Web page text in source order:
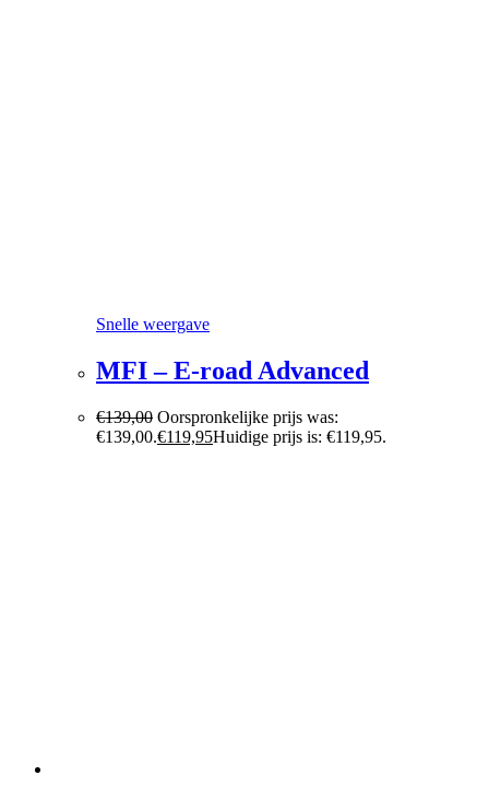
Snelle weergave
MFI – E-road Advanced
€139,00 Oorspronkelijke prijs was:
€139,00.€119,95Huidige prijs is: €119,95.